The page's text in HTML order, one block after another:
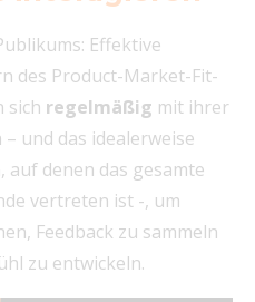
Effektive
des Product-Market-Fit-
sich regelmäßig mit ihrer
und das idealerweise
denen das gesamte
vertreten ist -, um
Feedback zu sammeln
zu entwickeln.